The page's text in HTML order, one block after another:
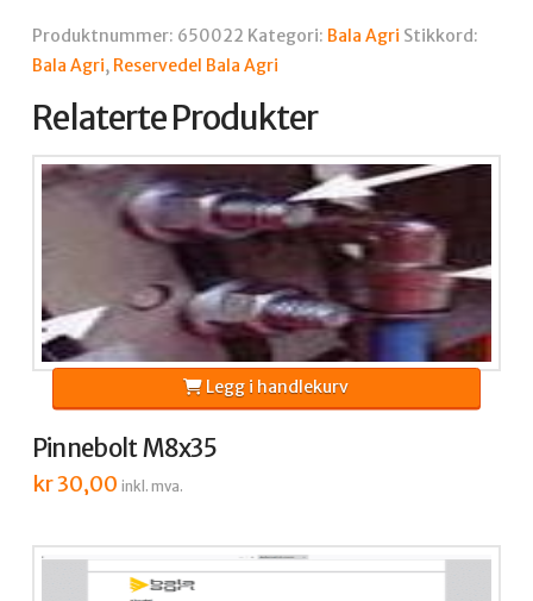
Produktnummer: 650022 Kategori: Bala Agri Stikkord:
Bala Agri, Reservedel Bala Agri
Relaterte Produkter
Pinnebolt M8x35
kr30,00 inkl. mva.
Legg i handlekurv